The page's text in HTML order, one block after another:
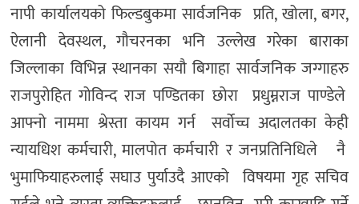
नापी कार्यालयको फिल्डबुकमा सार्वजनिक प्रति, खोला, बगर,
ऐलानी देवस्थल, गौचरनका भनि उल्लेख गरेका बाराका
जिल्लाका विभिन्न स्थानका सयौ बिगाहा सार्वजनिक जग्गाहरु
राजपुरोहित गोविन्द राज पण्डितका छोरा प्रधुम्नराज पाण्डेले
आफ्नो नाममा श्रेस्ता कायम गर्न सर्वोच्च अदालतका केही
न्यायधिश कर्मचारी, मालपोत कर्मचारी र जनप्रतिनिधिले नै
भुमाफियाहरुलाई सघाउ पुर्याउदै आएको विषयमा गृह सचिव